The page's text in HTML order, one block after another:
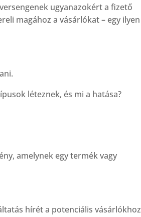
ugyanazokért a fizető
magához a vásárlókat – egy ilyen
léteznek, és mi a hatása?
amelynek egy termék vagy
hírét a potenciális vásárlókhoz